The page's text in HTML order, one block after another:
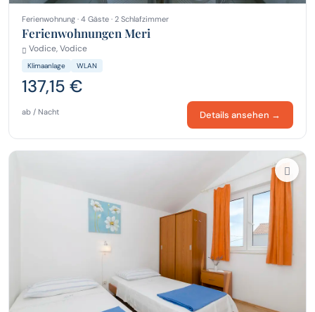
Ferienwohnung · 4 Gäste · 2 Schlafzimmer
Ferienwohnungen Meri
Vodice, Vodice
Klimaanlage WLAN
137,15 €
ab / Nacht Details ansehen →